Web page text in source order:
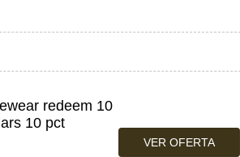
redeem 10
10 pct
VER OFERTA